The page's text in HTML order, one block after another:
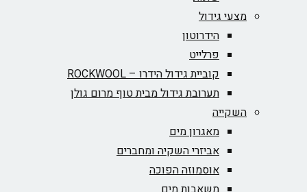
מצעי גידול
הידרוטון
פרלייט
קוביית גידול הידרו – ROCKWOOL‏
תערובת גידול מבית טוף מרום גולן
השקייה
מאגרון מים
אביזרי השקיה ומחברים
אוסמוזה הפוכה